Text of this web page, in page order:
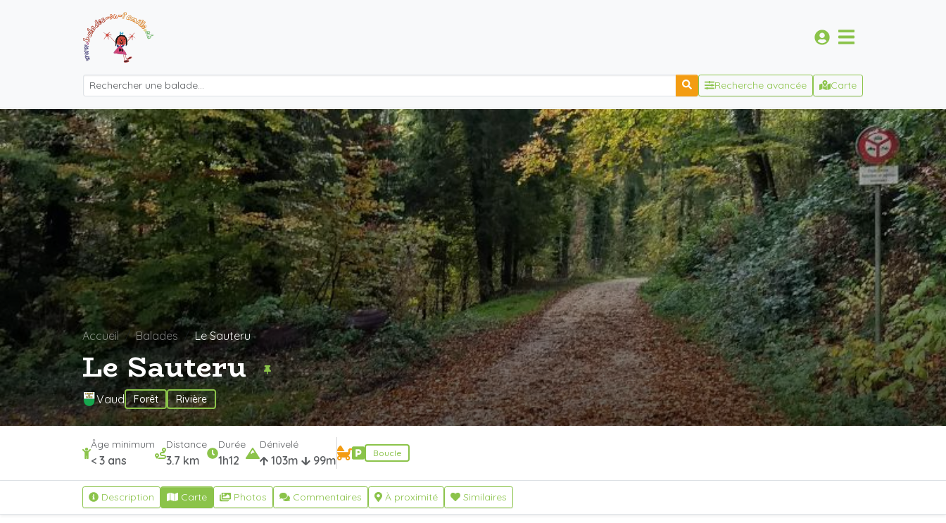
Recherche avancée Carte
Accueil Balades Le Sauteru
Le Sauteru
Vaud Forêt Rivière
Âge minimum
< 3 ans
Distance
3.7 km
Durée
1h12
Dénivelé
103m 99m
Boucle
Description Carte Photos Commentaires À proximité Similaires